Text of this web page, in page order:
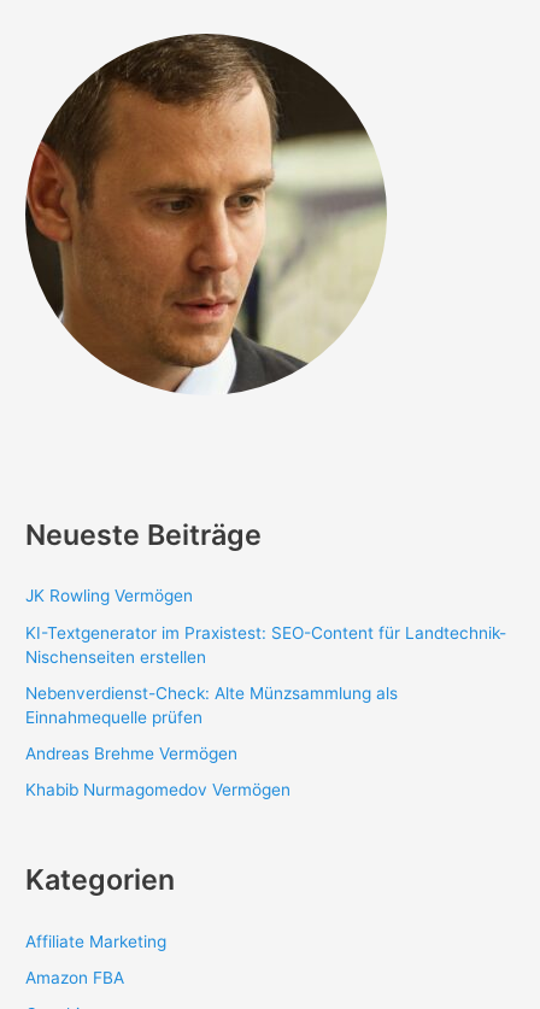
Neueste Beiträge
JK Rowling Vermögen
KI-Textgenerator im Praxistest: SEO-Content für Landtechnik-
Nischenseiten erstellen
Nebenverdienst-Check: Alte Münzsammlung als
Einnahmequelle prüfen
Andreas Brehme Vermögen
Khabib Nurmagomedov Vermögen
Kategorien
Affiliate Marketing
Amazon FBA